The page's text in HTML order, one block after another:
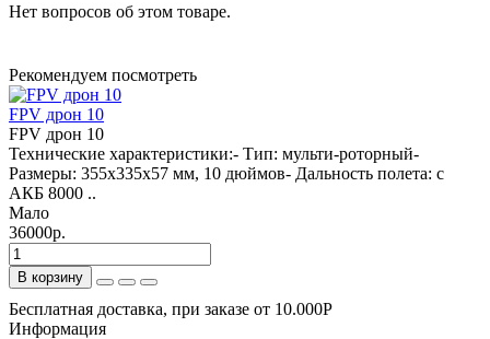
Нет вопросов об этом товаре.
Рекомендуем посмотреть
FPV дрон 10
FPV дрон 10
Технические характеристики:- Тип: мульти-роторный-
Размеры: 355x335x57 мм, 10 дюймов- Дальность полета: с
АКБ 8000 ..
Мало
36000р.
В корзину
Бесплатная доставка, при заказе от 10.000Р
Информация